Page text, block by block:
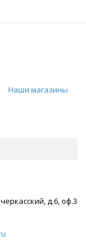
Наши магазины
д.6, оф.3